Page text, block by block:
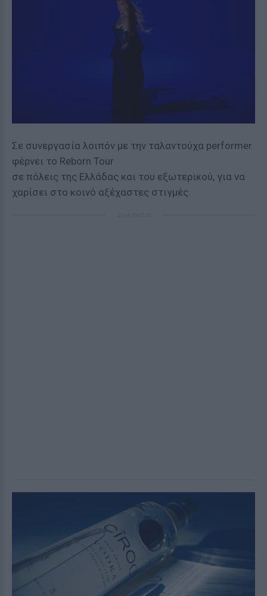
Σε συνεργασία λοιπόν με την ταλαντούχα performer
φέρνει το Reborn Tour
σε πόλεις της Ελλάδας και του εξωτερικού, για να
χαρίσει στο κοινό αξέχαστες στιγμές.